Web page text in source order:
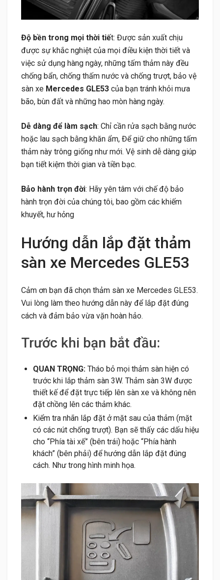
Độ bền trong mọi thời tiết: Được sản xuất chịu
được sự khắc nghiệt của mọi điều kiện thời tiết và
việc sử dụng hàng ngày, những tấm thảm này đều
chống bẩn, chống thấm nước và chống trượt, bảo vệ
sàn xe Mercedes GLE53 của bạn tránh khỏi mưa
bão, bùn đất và những hao mòn hàng ngày.
Dễ dàng để làm sạch: Chỉ cần rửa sạch bằng nước
hoặc lau sạch bằng khăn ẩm, Để giữ cho những tấm
thảm này trông giống như mới. Vệ sinh dễ dàng giúp
bạn tiết kiệm thời gian và tiền bạc.
Bảo hành trọn đời: Hãy yên tâm với chế độ bảo
hành trọn đời của chúng tôi, bao gồm các khiếm
khuyết, hư hỏng
Hướng dẫn lắp đặt thảm
sàn xe Mercedes GLE53
Cảm ơn bạn đã chọn thảm sàn xe Mercedes GLE53.
Vui lòng làm theo hướng dẫn này để lắp đặt đúng
cách và đảm bảo vừa vặn hoàn hảo.
Trước khi bạn bắt đầu:
QUAN TRỌNG: Tháo bỏ mọi thảm sàn hiện có
trước khi lắp thảm sàn 3W. Thảm sàn 3W được
thiết kế để đặt trực tiếp lên sàn xe và không nên
đặt chồng lên các thảm khác.
Kiểm tra nhãn lắp đặt ở mặt sau của thảm (mặt
có các nút chống trượt). Bạn sẽ thấy các dấu hiệu
cho “Phía tài xế” (bên trái) hoặc “Phía hành
khách” (bên phải) để hướng dẫn lắp đặt đúng
cách. Như trong hình minh họa.